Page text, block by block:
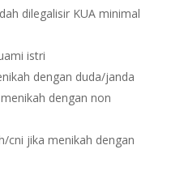
dilegalisir KUA minimal
istri
dengan duda/janda
dengan non
cni jika menikah dengan